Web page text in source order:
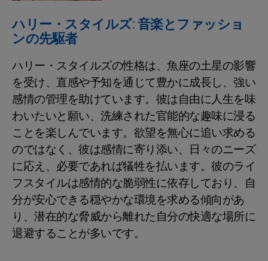
ハリー・スタイルズ: 音楽とファッショ
ンの先駆者
ハリー・スタイルズの性格は、魚座の土星の影響
を受け、直感や予知を通じて豊かに成長し、強い
感情の管理を助けています。彼は自由に人生を味
わいたいと願い、洗練された官能的な趣味に浸る
ことを楽しんでいます。欲望を無心に追い求める
のではなく、彼は感情に寄り添い、日々のニーズ
に応え、必要であれば犠牲を払います。彼のライ
フスタイルは感情的な脆弱性に依存しており、自
分が安心できる穏やかな環境を求める傾向があ
り、潜在的な脅威から離れた自分の快適な場所に
退避することが多いです。